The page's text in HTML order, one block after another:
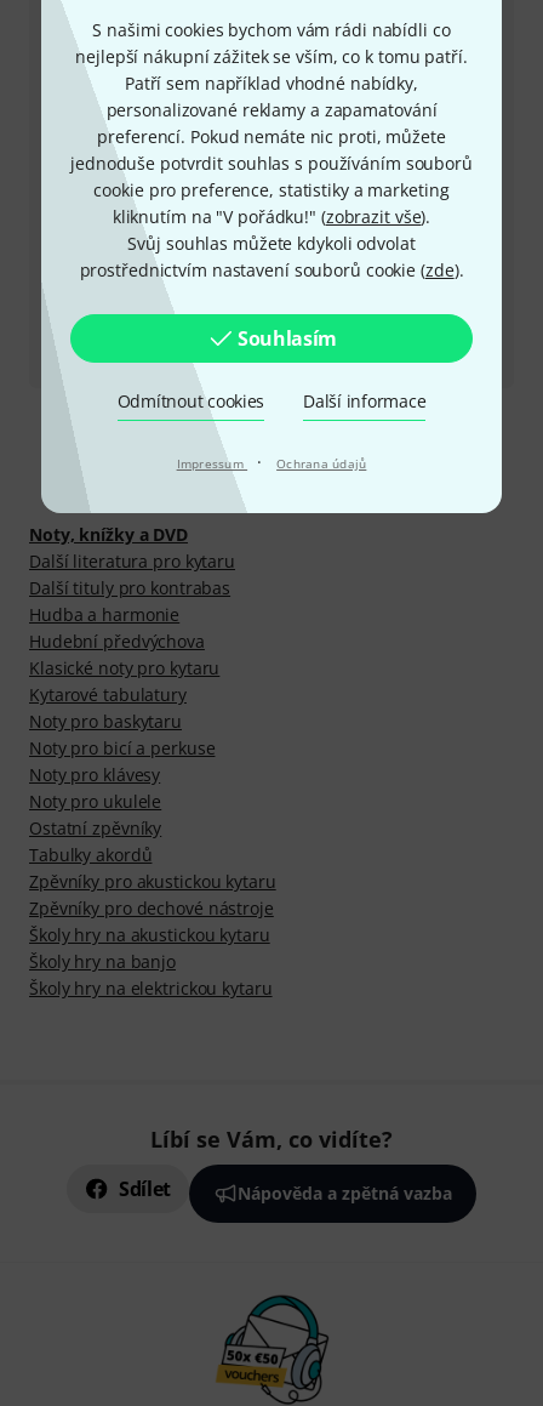
S našimi cookies bychom vám rádi nabídli co
nejlepší nákupní zážitek se vším, co k tomu patří.
Patří sem například vhodné nabídky,
personalizované reklamy a zapamatování
preferencí. Pokud nemáte nic proti, můžete
jednoduše potvrdit souhlas s používáním souborů
cookie pro preference, statistiky a marketing
kliknutím na "V pořádku!" (zobrazit vše).
Svůj souhlas můžete kdykoli odvolat
prostřednictvím nastavení souborů cookie (zde).
Souhlasím
Odmítnout cookies Další informace
Impressum · Ochrana údajů
Provozní doba (CEST - Středoevropský
letní čas)
Zařídit zpětné volání
Více možností kontaktu
Vrátit produkt
Všechny kontakty
Objevte víc
Noty, knížky a DVD
Další literatura pro kytaru
Další tituly pro kontrabas
Hudba a harmonie
Hudební předvýchova
Klasické noty pro kytaru
Kytarové tabulatury
Noty pro baskytaru
Noty pro bicí a perkuse
Noty pro klávesy
Noty pro ukulele
Ostatní zpěvníky
Tabulky akordů
Zpěvníky pro akustickou kytaru
Zpěvníky pro dechové nástroje
Školy hry na akustickou kytaru
Školy hry na banjo
Školy hry na elektrickou kytaru
Líbí se Vám, co vidíte?
Sdílet Nápověda a zpětná vazba